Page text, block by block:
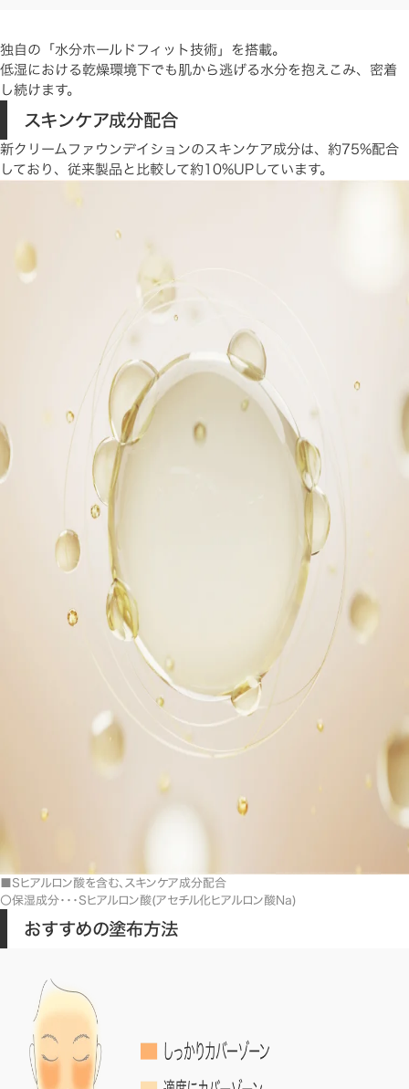
独自の「水分ホールドフィット技術」を搭載。
低湿における乾燥環境下でも肌から逃げる水分を抱えこみ、密着
し続けます。
スキンケア成分配合
新クリームファウンデイションのスキンケア成分は、約75%配合
しており、従来製品と比較して約10%UPしています。
■Sヒアルロン酸を含む、スキンケア成分配合
〇保湿成分・・・Sヒアルロン酸(アセチル化ヒアルロン酸Na)
おすすめの塗布方法